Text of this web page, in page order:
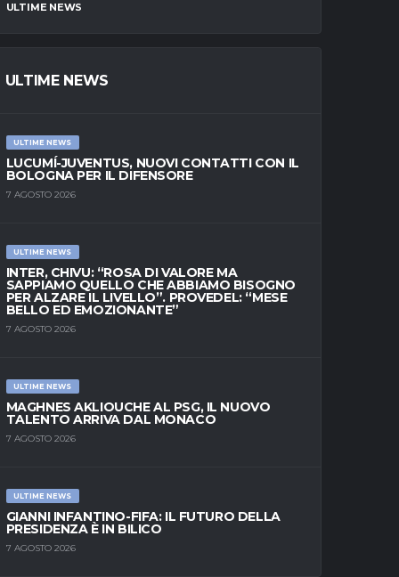
ULTIME NEWS
ULTIME NEWS
ULTIME NEWS
LUCUMÍ-JUVENTUS, NUOVI CONTATTI CON IL
BOLOGNA PER IL DIFENSORE
7 AGOSTO 2026
ULTIME NEWS
INTER, CHIVU: “ROSA DI VALORE MA
SAPPIAMO QUELLO CHE ABBIAMO BISOGNO
PER ALZARE IL LIVELLO”. PROVEDEL: “MESE
BELLO ED EMOZIONANTE”
7 AGOSTO 2026
ULTIME NEWS
MAGHNES AKLIOUCHE AL PSG, IL NUOVO
TALENTO ARRIVA DAL MONACO
7 AGOSTO 2026
ULTIME NEWS
GIANNI INFANTINO-FIFA: IL FUTURO DELLA
PRESIDENZA È IN BILICO
7 AGOSTO 2026